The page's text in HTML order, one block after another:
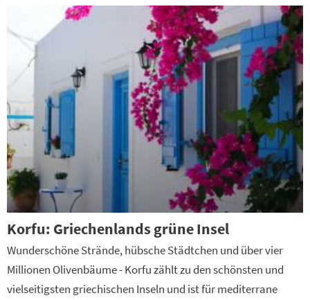
Korfu: Griechenlands grüne Insel
Wunderschöne Strände, hübsche Städtchen und über vier
Millionen Olivenbäume - Korfu zählt zu den schönsten und
vielseitigsten griechischen Inseln und ist für mediterrane